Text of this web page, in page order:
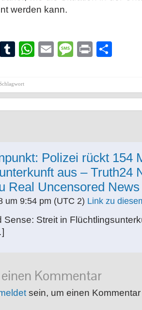
werden kann.
VK Tumblr
WhatsApp
EmailMessage
Print
Polizei rückt 154
aus – Truth24
Real Uncensored News
um 9:54 pm (UTC 2) Link zu
Streit in
Kommentar
sein, um einen